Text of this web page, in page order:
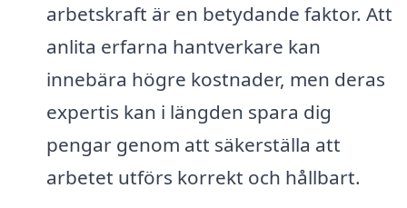
arbetskraft är en betydande faktor. Att
anlita erfarna hantverkare kan
innebära högre kostnader, men deras
expertis kan i längden spara dig
pengar genom att säkerställa att
arbetet utförs korrekt och hållbart.